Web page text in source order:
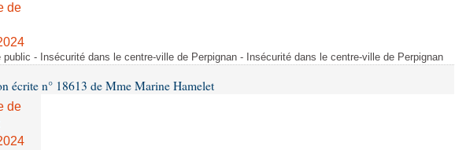
de
public - Insécurité dans le centre-ville de Perpignan - Insécurité dans le centre-ville de Perpignan
écrite n° 18613 de Mme Marine Hamelet
de